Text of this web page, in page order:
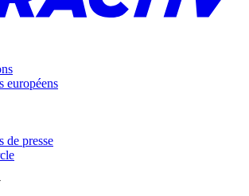
européens
de presse